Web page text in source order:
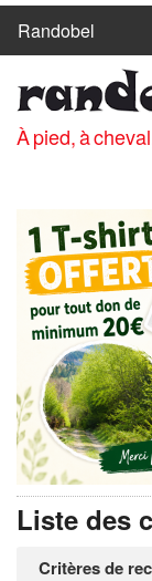
Randobel
CIRCUITS
CLUBS
MEMBRES
SE CONNECTER
INSCRIPTION
MOT DE PASSE
À pied, à
Liste des
Critères de